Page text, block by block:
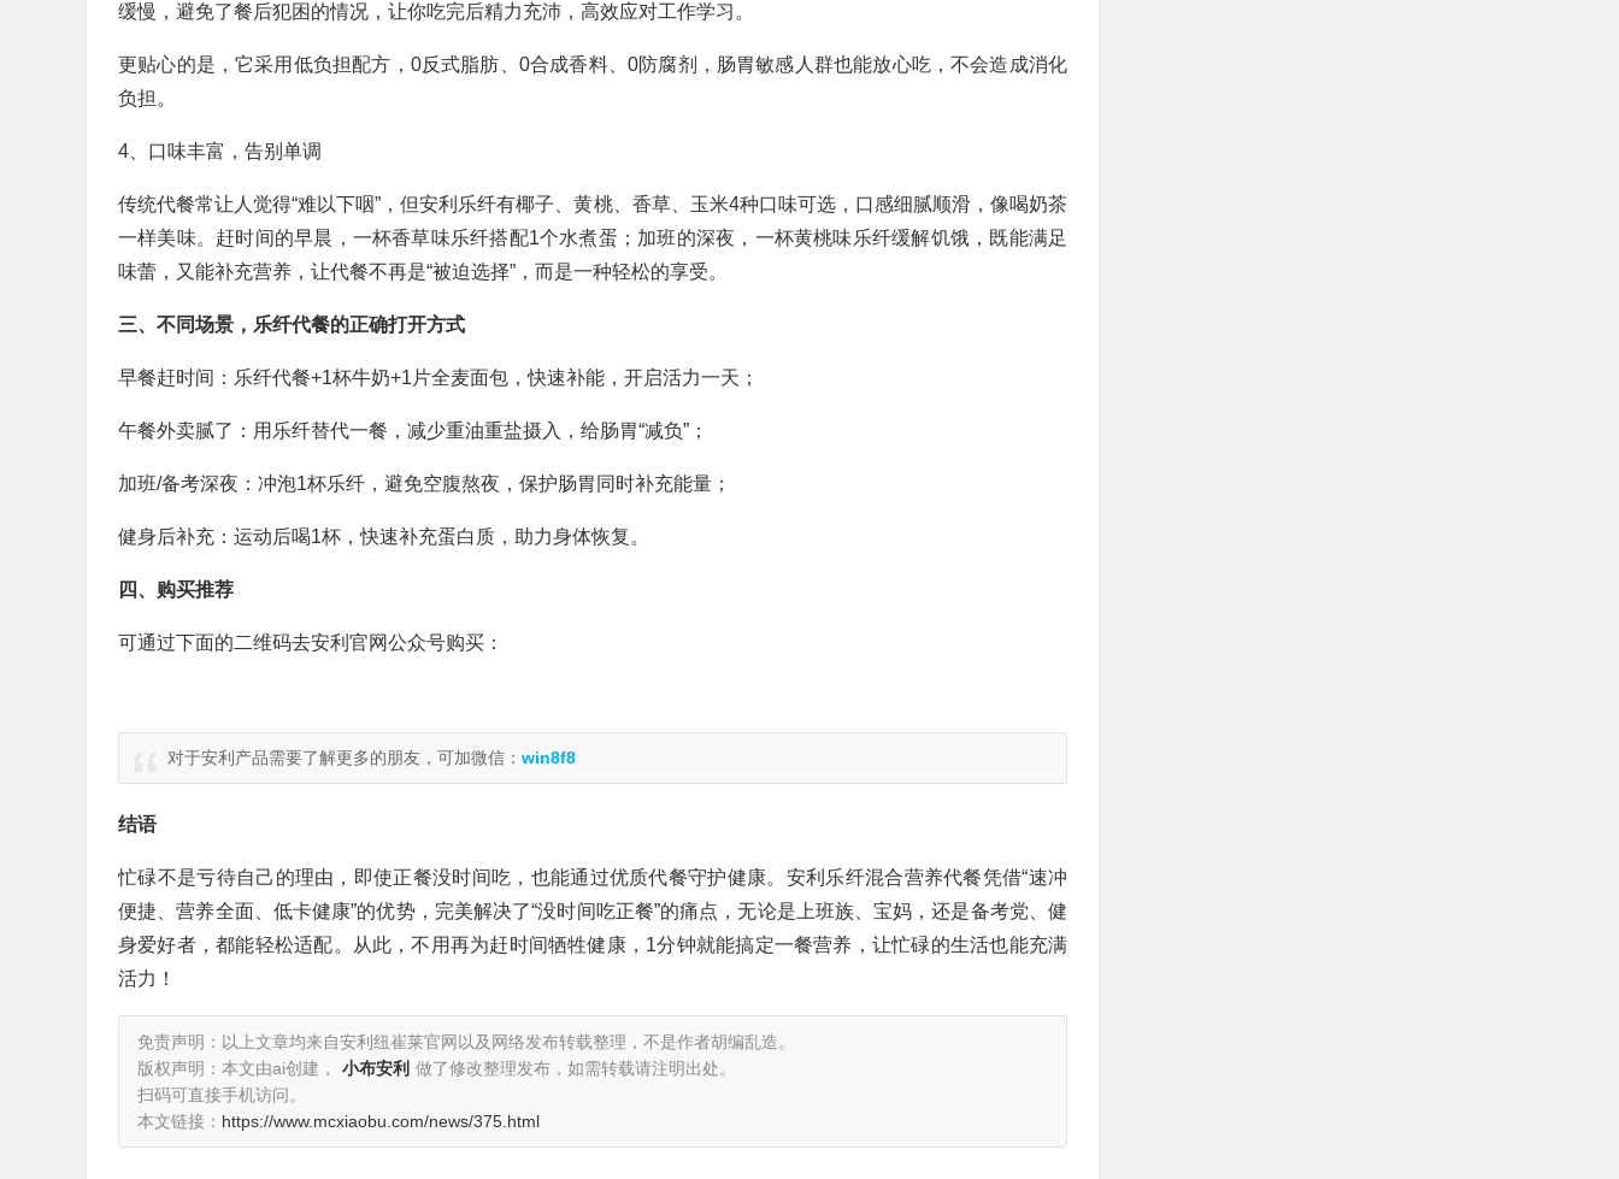
缓慢，避免了餐后犯困的情况，让你吃完后精力充沛，高效应对工作学习。
更贴心的是，它采用低负担配方，0反式脂肪、0合成香料、0防腐剂，肠胃敏感人群也能放心吃，不会造成消化
负担。
4、口味丰富，告别单调
传统代餐常让人觉得“难以下咽”，但安利乐纤有椰子、黄桃、香草、玉米4种口味可选，口感细腻顺滑，像喝奶茶
一样美味。赶时间的早晨，一杯香草味乐纤搭配1个水煮蛋；加班的深夜，一杯黄桃味乐纤缓解饥饿，既能满足
味蕾，又能补充营养，让代餐不再是“被迫选择”，而是一种轻松的享受。
三、不同场景，乐纤代餐的正确打开方式
早餐赶时间：乐纤代餐+1杯牛奶+1片全麦面包，快速补能，开启活力一天；
午餐外卖腻了：用乐纤替代一餐，减少重油重盐摄入，给肠胃“减负”；
加班/备考深夜：冲泡1杯乐纤，避免空腹熬夜，保护肠胃同时补充能量；
健身后补充：运动后喝1杯，快速补充蛋白质，助力身体恢复。
四、购买推荐
可通过下面的二维码去安利官网公众号购买：
对于安利产品需要了解更多的朋友，可加微信： win8f8
结语
忙碌不是亏待自己的理由，即使正餐没时间吃，也能通过优质代餐守护健康。安利乐纤混合营养代餐凭借“速冲
便捷、营养全面、低卡健康”的优势，完美解决了“没时间吃正餐”的痛点，无论是上班族、宝妈，还是备考党、健
身爱好者，都能轻松适配。从此，不用再为赶时间牺牲健康，1分钟就能搞定一餐营养，让忙碌的生活也能充满
活力！
免责声明：以上文章均来自安利纽崔莱官网以及网络发布转载整理，不是作者胡编乱造。
版权声明：本文由ai创建，
小布安利 做了修改整理发布，如需转载请注明出处。
扫码可直接手机访问。
本文链接： https://www.mcxiaobu.com/news/375.html